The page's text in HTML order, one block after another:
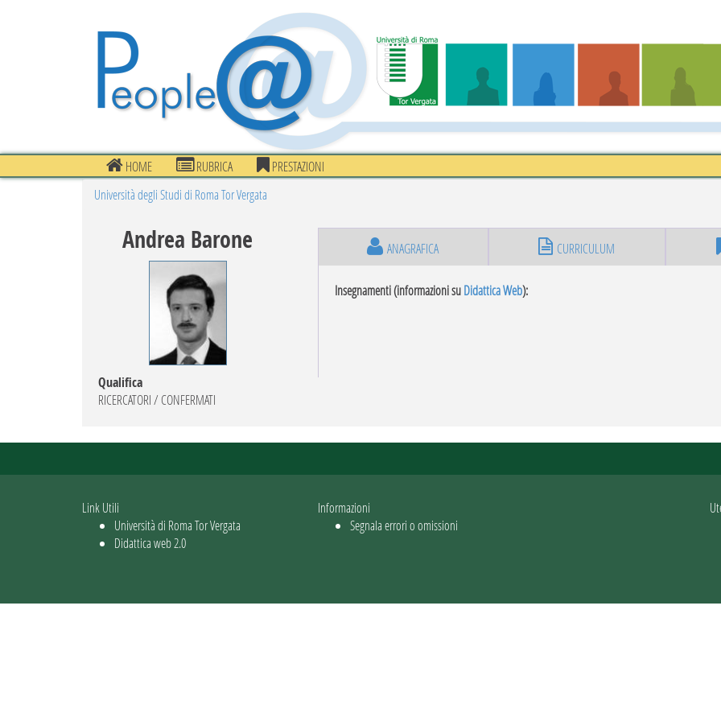
HOME RUBRICA PRESTAZIONI
Università degli Studi di Roma Tor Vergata
Andrea Barone
Qualifica
RICERCATORI / CONFERMATI
ANAGRAFICA CURRICULUM
Insegnamenti (informazioni suDidattica Web):
Link Utili
Università di Roma Tor Vergata
Didattica web 2.0
Informazioni
Segnala errori o omissioni